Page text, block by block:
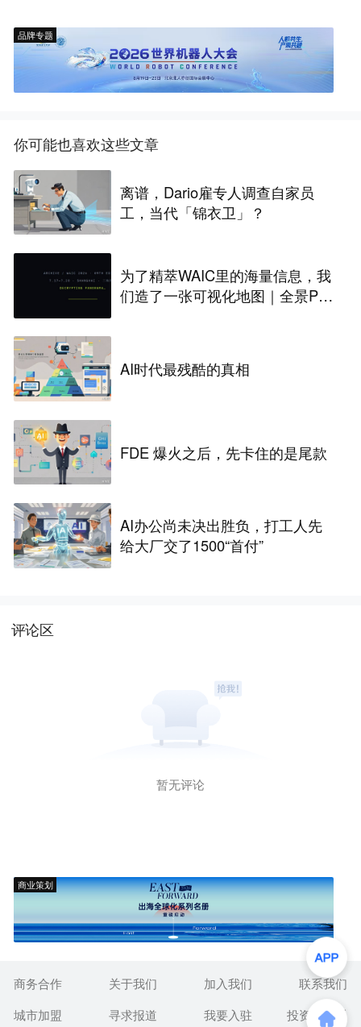
品牌专题
你可能也喜欢这些文章
离谱，Dario雇专人调查自家员
工，当代「锦衣卫」？
为了精萃WAIC里的海量信息，我
们造了一张可视化地图｜全景PA
AI时代最残酷的真相
FDE 爆火之后，先卡住的是尾款
AI办公尚未决出胜负，打工人先
给大厂交了1500“首付”
评论区
暂无评论
商业策划
商务合作 关于我们 加入我们
联系我们
城市加盟
寻求报道 我要入驻 投资者关系